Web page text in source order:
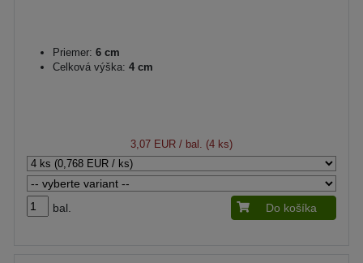
Priemer: 6 cm
Celková výška: 4 cm
3,07 EUR / bal. (4 ks)
bal. Do košíka